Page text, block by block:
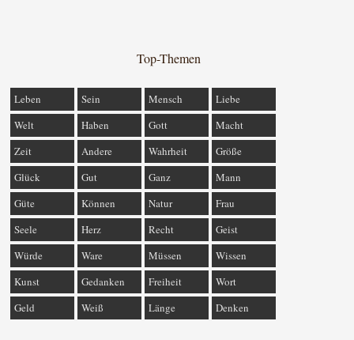
Top-Themen
Leben Sein Mensch
Liebe
Welt
Haben Gott
Macht
Zeit
Andere Wahrheit
Größe
Glück
Gut Ganz
Mann
Güte
Können Natur
Frau
Seele
Herz Recht
Geist
Würde
Ware Müssen
Wissen
Kunst
Gedanken Freiheit
Wort
Geld
Weiß Länge Denken